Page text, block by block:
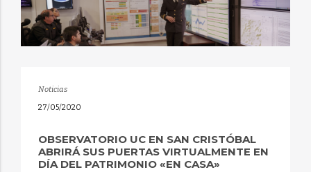
Noticias
27/05/2020
OBSERVATORIO UC EN SAN CRISTÓBAL
ABRIRÁ SUS PUERTAS VIRTUALMENTE EN
DÍA DEL PATRIMONIO «EN CASA»